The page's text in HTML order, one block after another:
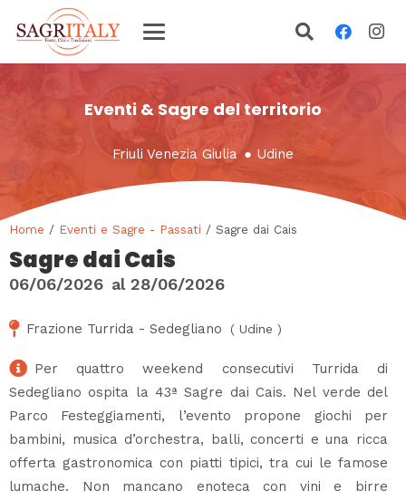
Eventi & Sagre del territorio
Friuli Venezia Giulia ● Udine
Home / Eventi e Sagre - Passati / Sagre dai Cais
Sagre dai Cais
06/06/2026 al 28/06/2026
Frazione Turrida - Sedegliano ( Udine )
Per quattro weekend consecutivi Turrida di
Sedegliano ospita la 43ª Sagre dai Cais. Nel verde del
Parco Festeggiamenti, l’evento propone giochi per
bambini, musica d’orchestra, balli, concerti e una ricca
offerta gastronomica con piatti tipici, tra cui le famose
lumache. Non mancano enoteca con vini e birre